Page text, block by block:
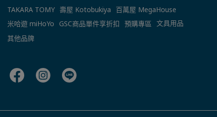
TAKARA TOMY 壽屋 Kotobukiya
百萬屋 MegaHouse
米哈遊 miHoYo GSC商品單件享折扣 預購專區 文具用品
其他品牌